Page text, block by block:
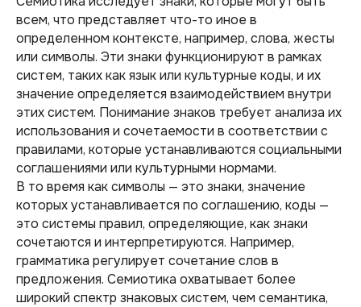
всем, что представляет что-то иное в
определенном контексте, например, слова, жесты
или символы. Эти знаки функционируют в рамках
систем, таких как язык или культурные коды, и их
значение определяется взаимодействием внутри
этих систем. Понимание знаков требует анализа их
использования и сочетаемости в соответствии с
правилами, которые устанавливаются социальными
соглашениями или культурными нормами.
В то время как символы — это знаки, значение
которых устанавливается по соглашению, коды —
это системы правил, определяющие, как знаки
сочетаются и интерпретируются. Например,
грамматика регулирует сочетание слов в
предложения. Семиотика охватывает более
широкий спектр знаковых систем, чем семантика,